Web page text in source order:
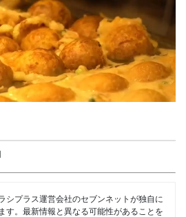
シプラス運営会社のセブンネットが独自に
す。最新情報と異なる可能性があることを